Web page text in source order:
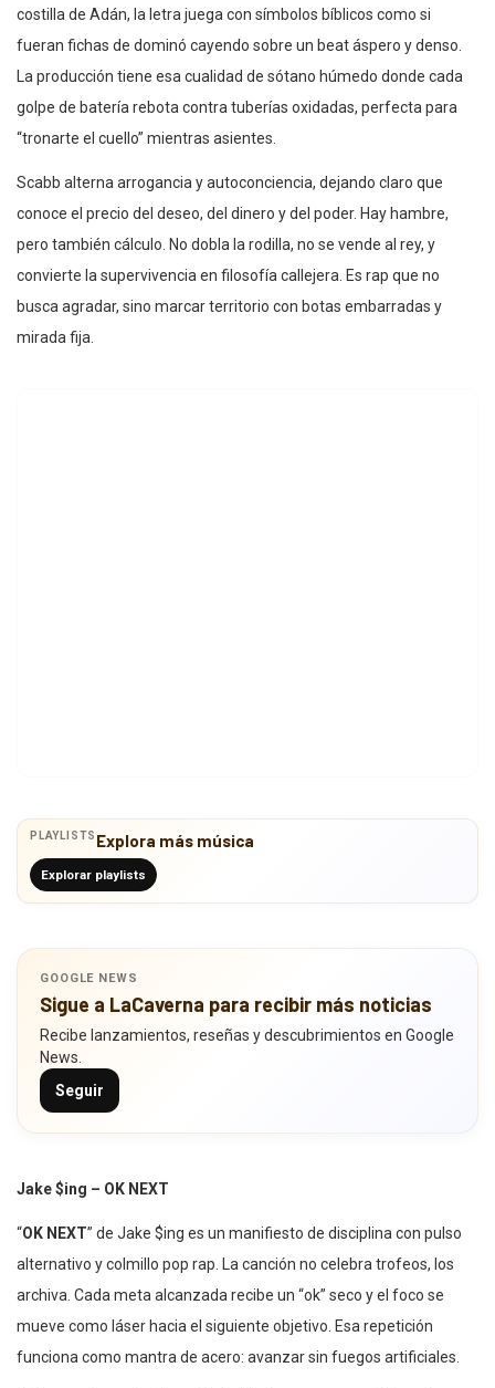
costilla de Adán, la letra juega con símbolos bíblicos como si
fueran fichas de dominó cayendo sobre un beat áspero y denso.
La producción tiene esa cualidad de sótano húmedo donde cada
golpe de batería rebota contra tuberías oxidadas, perfecta para
“tronarte el cuello” mientras asientes.
Scabb alterna arrogancia y autoconciencia, dejando claro que
conoce el precio del deseo, del dinero y del poder. Hay hambre,
pero también cálculo. No dobla la rodilla, no se vende al rey, y
convierte la supervivencia en filosofía callejera. Es rap que no
busca agradar, sino marcar territorio con botas embarradas y
mirada fija.
PLAYLISTS Explora más música
Explorar playlists
GOOGLE NEWS
Sigue a LaCaverna para recibir más noticias
Recibe lanzamientos, reseñas y descubrimientos en Google
News.
Seguir
Jake $ing – OK NEXT
“OK NEXT” de Jake $ing es un manifiesto de disciplina con pulso
alternativo y colmillo pop rap. La canción no celebra trofeos, los
archiva. Cada meta alcanzada recibe un “ok” seco y el foco se
mueve como láser hacia el siguiente objetivo. Esa repetición
funciona como mantra de acero: avanzar sin fuegos artificiales.